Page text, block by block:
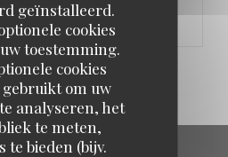
geïnstalleerd.
cookies
toestemming.
cookies
om uw
analyseren, het
te meten,
te bieden (bijv.